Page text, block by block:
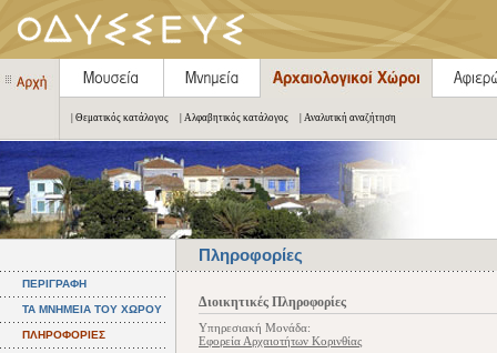
| Θεματικός κατάλογος | Αλφαβητικός κατάλογος | Αναλυτική αναζήτηση
Πληροφορίες
ΠΕΡΙΓΡΑΦΗ
ΤΑ ΜΝΗΜΕΙΑ ΤΟΥ ΧΩΡΟΥ
ΠΛΗΡΟΦΟΡΙΕΣ
Διοικητικές Πληροφορίες
Υπηρεσιακή Μονάδα:
Εφορεία Αρχαιοτήτων Κορινθίας